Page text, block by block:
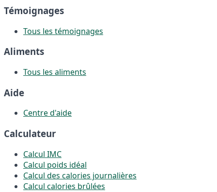
Témoignages
Tous les témoignages
Aliments
Tous les aliments
Aide
Centre d'aide
Calculateur
Calcul IMC
Calcul poids idéal
Calcul des calories journalières
Calcul calories brûlées